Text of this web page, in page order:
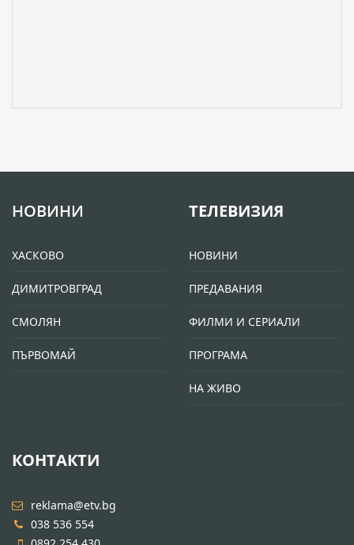
НОВИНИ
ХАСКОВО
ДИМИТРОВГРАД
СМОЛЯН
ПЪРВОМАЙ
ТЕЛЕВИЗИЯ
НОВИНИ
ПРЕДАВАНИЯ
ФИЛМИ И СЕРИАЛИ
ПРОГРАМА
НА ЖИВО
КОНТАКТИ
reklama@etv.bg
038 536 554